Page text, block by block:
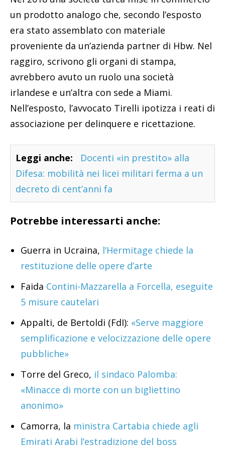
un prodotto analogo che, secondo l’esposto
era stato assemblato con materiale
proveniente da un’azienda partner di Hbw. Nel
raggiro, scrivono gli organi di stampa,
avrebbero avuto un ruolo una società
irlandese e un’altra con sede a Miami.
Nell’esposto, l’avvocato Tirelli ipotizza i reati di
associazione per delinquere e ricettazione.
Leggi anche:
Docenti «in prestito» alla
Difesa: mobilità nei licei militari ferma a un
decreto di cent’anni fa
Potrebbe interessarti anche:
Guerra in Ucraina, l’Hermitage chiede la
restituzione delle opere d’arte
Faida Contini-Mazzarella a Forcella, eseguite
5 misure cautelari
Appalti, de Bertoldi (FdI): «Serve maggiore
semplificazione e velocizzazione delle opere
pubbliche»
Torre del Greco, il sindaco Palomba:
«Minacce di morte con un bigliettino
anonimo»
Camorra, la ministra Cartabia chiede agli
Emirati Arabi l’estradizione del boss